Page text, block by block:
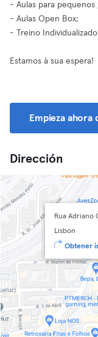
- Aulas para pequenos
- Aulas Open Box;
- Treino
Estamos à sua espera!
Empieza ahora
Dirección
Rua Adriano
Lisbon
Obtener